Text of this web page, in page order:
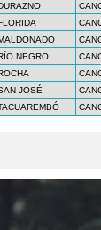
NEGRO
JOSÉ